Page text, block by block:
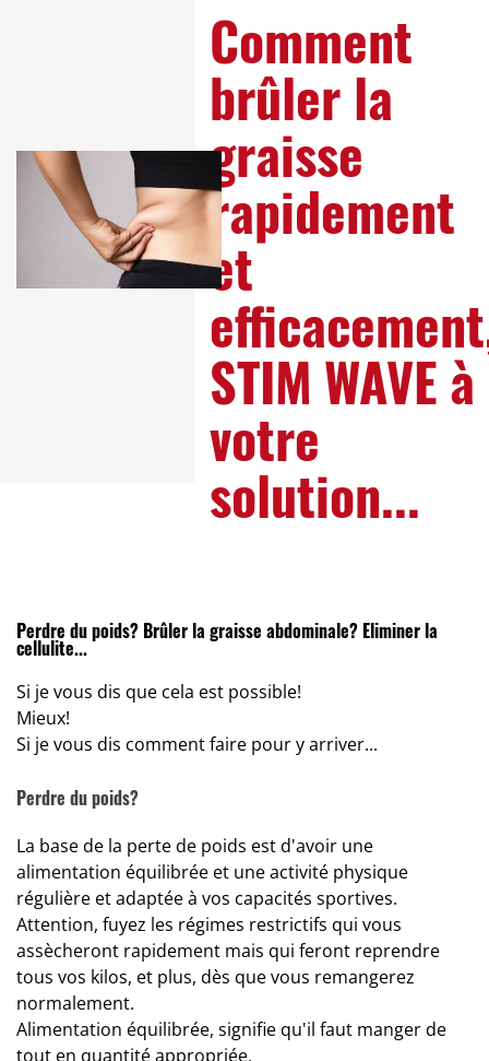
Comment
brûler la
graisse
rapidement
et
STIM WAVE à
votre
solution...
Perdre du poids? Brûler la graisse abdominale? Eliminer la
cellulite...
Si je vous dis que cela est possible!
Mieux!
Si je vous dis comment faire pour y arriver...
Perdre du poids?
La base de la perte de poids est d'avoir une
alimentation équilibrée et une activité physique
régulière et adaptée à vos capacités sportives.
Attention, fuyez les régimes restrictifs qui vous
assècheront rapidement mais qui feront reprendre
tous vos kilos, et plus, dès que vous remangerez
normalement.
Alimentation équilibrée, signifie qu'il faut manger de
tout en quantité appropriée.